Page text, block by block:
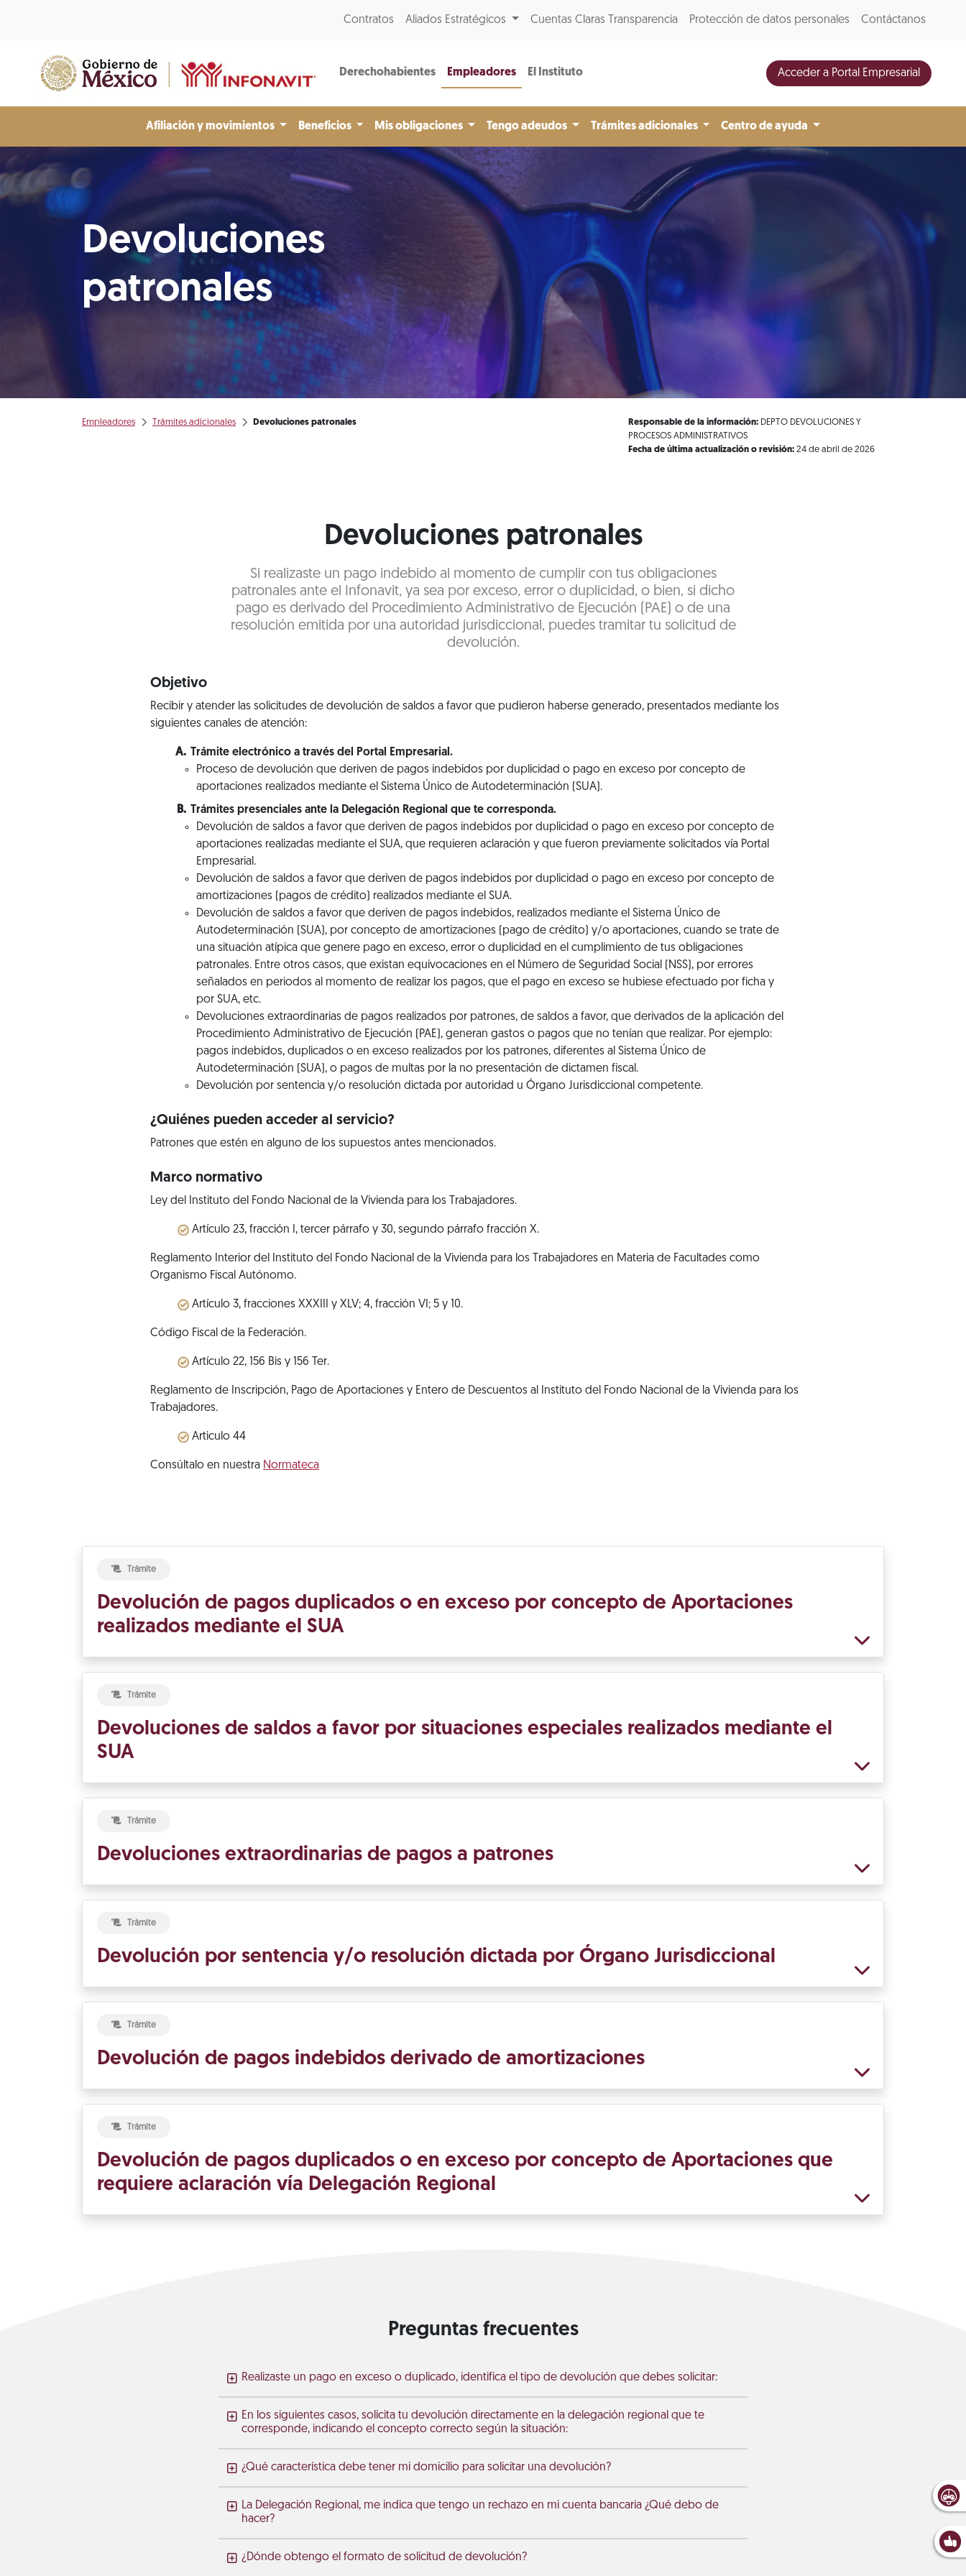
Contratos Aliados Estratégicos Cuentas Claras Transparencia Protección de datos personales Contáctanos
Derechohabientes Empleadores El Instituto Acceder a Portal Empresarial
Afiliación y movimientos Beneficios Mis obligaciones Tengo adeudos Trámites adicionales Centro de ayuda
Devoluciones
patronales
Empleadores Trámites adicionales Devoluciones patronales Responsable de la información: DEPTO DEVOLUCIONES Y
PROCESOS ADMINISTRATIVOS
Fecha de última actualización o revisión: 24 de abril de 2026
Devoluciones patronales
Si realizaste un pago indebido al momento de cumplir con tus obligaciones
patronales ante el Infonavit, ya sea por exceso, error o duplicidad, o bien, si dicho
pago es derivado del Procedimiento Administrativo de Ejecución (PAE) o de una
resolución emitida por una autoridad jurisdiccional, puedes tramitar tu solicitud de
devolución.
Objetivo
Recibir y atender las solicitudes de devolución de saldos a favor que pudieron haberse generado, presentados mediante los
siguientes canales de atención:
Trámite electrónico a través del Portal Empresarial.
Proceso de devolución que deriven de pagos indebidos por duplicidad o pago en exceso por concepto de
aportaciones realizados mediante el Sistema Único de Autodeterminación (SUA).
Trámites presenciales ante la Delegación Regional que te corresponda.
Devolución de saldos a favor que deriven de pagos indebidos por duplicidad o pago en exceso por concepto de
aportaciones realizadas mediante el SUA, que requieren aclaración y que fueron previamente solicitados vía Portal
Empresarial.
Devolución de saldos a favor que deriven de pagos indebidos por duplicidad o pago en exceso por concepto de
amortizaciones (pagos de crédito) realizados mediante el SUA.
Devolución de saldos a favor que deriven de pagos indebidos, realizados mediante el Sistema Único de
Autodeterminación (SUA), por concepto de amortizaciones (pago de crédito) y/o aportaciones, cuando se trate de
una situación atípica que genere pago en exceso, error o duplicidad en el cumplimiento de tus obligaciones
patronales. Entre otros casos, que existan equivocaciones en el Número de Seguridad Social (NSS), por errores
señalados en periodos al momento de realizar los pagos, que el pago en exceso se hubiese efectuado por ficha y
por SUA, etc.
Devoluciones extraordinarias de pagos realizados por patrones, de saldos a favor, que derivados de la aplicación del
Procedimiento Administrativo de Ejecución (PAE), generan gastos o pagos que no tenían que realizar. Por ejemplo:
pagos indebidos, duplicados o en exceso realizados por los patrones, diferentes al Sistema Único de
Autodeterminación (SUA), o pagos de multas por la no presentación de dictamen fiscal.
Devolución por sentencia y/o resolución dictada por autoridad u Órgano Jurisdiccional competente.
¿Quiénes pueden acceder al servicio?
Patrones que estén en alguno de los supuestos antes mencionados.
Marco normativo
Ley del Instituto del Fondo Nacional de la Vivienda para los Trabajadores.
Artículo 23, fracción I, tercer párrafo y 30, segundo párrafo fracción X.
Reglamento Interior del Instituto del Fondo Nacional de la Vivienda para los Trabajadores en Materia de Facultades como
Organismo Fiscal Autónomo.
Artículo 3, fracciones XXXIII y XLV; 4, fracción VI; 5 y 10.
Código Fiscal de la Federación.
Artículo 22, 156 Bis y 156 Ter.
Reglamento de Inscripción, Pago de Aportaciones y Entero de Descuentos al Instituto del Fondo Nacional de la Vivienda para los
Trabajadores.
Articulo 44
Consúltalo en nuestra Normateca
Trámite
Devolución de pagos duplicados o en exceso por concepto de Aportaciones
realizados mediante el SUA
Trámite
Devoluciones de saldos a favor por situaciones especiales realizados mediante el
SUA
Trámite
Devoluciones extraordinarias de pagos a patrones
Trámite
Devolución por sentencia y/o resolución dictada por Órgano Jurisdiccional
Trámite
Devolución de pagos indebidos derivado de amortizaciones
Trámite
Devolución de pagos duplicados o en exceso por concepto de Aportaciones que
requiere aclaración vía Delegación Regional
Preguntas frecuentes
Realizaste un pago en exceso o duplicado, identifica el tipo de devolución que debes solicitar:
En los siguientes casos, solicita tu devolución directamente en la delegación regional que te
corresponde, indicando el concepto correcto según la situación:
¿Qué característica debe tener mi domicilio para solicitar una devolución?
La Delegación Regional, me indica que tengo un rechazo en mi cuenta bancaria ¿Qué debo de
hacer?
¿Dónde obtengo el formato de solicitud de devolución?